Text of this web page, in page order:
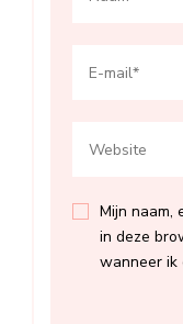
Mijn naam,
in deze
wanneer ik